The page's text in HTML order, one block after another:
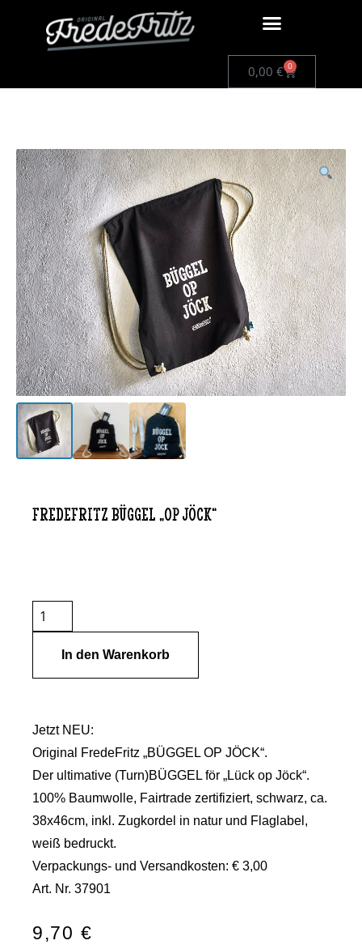
0,00 € 0
FredeFritz Büggel „Op Jöck“
In den Warenkorb
Jetzt NEU:
Original FredeFritz „BÜGGEL OP JÖCK“.
Der ultimative (Turn)BÜGGEL för „Lück op Jöck“.
100% Baumwolle, Fairtrade zertifiziert, schwarz, ca.
38x46cm, inkl. Zugkordel in natur und Flaglabel,
weiß bedruckt.
Verpackungs- und Versandkosten: € 3,00
Art. Nr. 37901
9,70 €